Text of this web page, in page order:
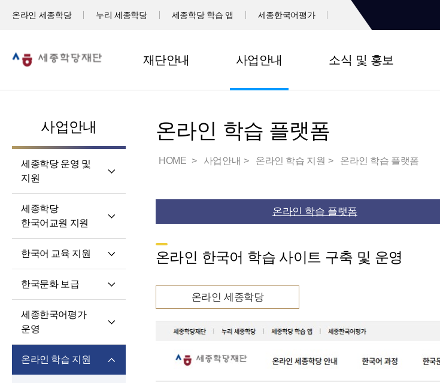
온라인 세종학당 누리 세종학당 세종학당 학습 앱 세종한국어평가
재단안내 사업안내 소식 및 홍보
사업안내
세종학당 운영 및
지원
세종학당 신규 지정
세종학당 운영 지원
세종학당
한국어교원 지원
한국어교원의 직무와
핵심 역량
교원 전문성 강화
파견교원 지원
한국어 교육 지원
한국문화 보급
말하기 쓰기 대회
세종한국어평가
운영
온라인 학습 지원
온라인 학습 플랫폼
HOME 사업안내 온라인 학습 지원 온라인 학습 플랫폼
온라인 학습 플랫폼
온라인 한국어 학습 사이트 구축 및 운영
온라인 세종학당